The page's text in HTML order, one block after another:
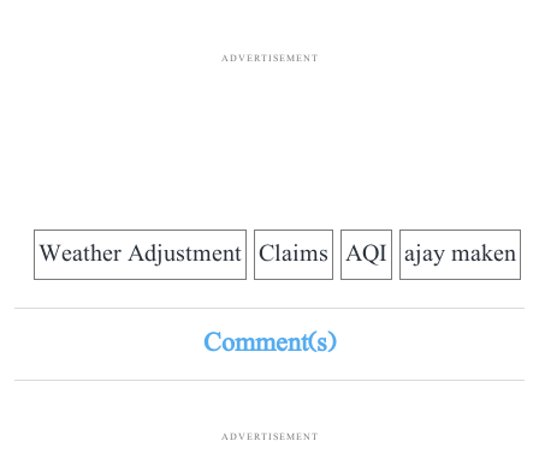
ADVERTISEMENT
ajay maken
AQI
Claims
Weather Adjustment
Comment(s)
ADVERTISEMENT